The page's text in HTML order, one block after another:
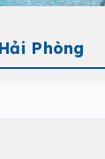
Phòng